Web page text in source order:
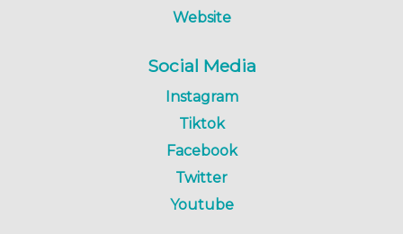
Website
Social Media
Instagram
Tiktok
Facebook
Twitter
Youtube